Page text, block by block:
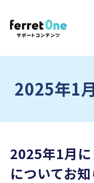
マーケTips集
イベント・セミナー
2025年1
2025年1月
についてお